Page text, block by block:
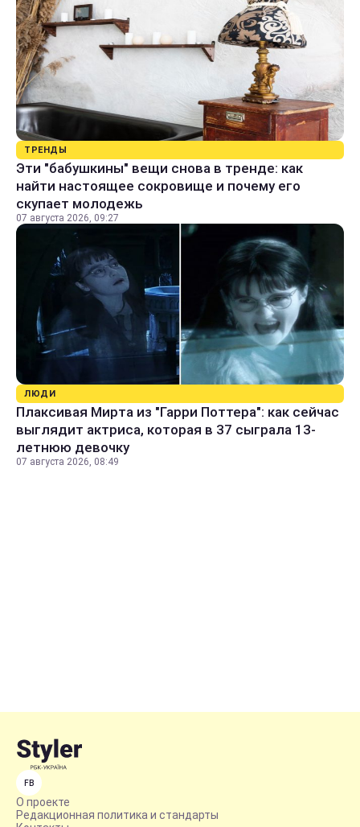
ТРЕНДЫ
Эти "бабушкины" вещи снова в тренде: как
найти настоящее сокровище и почему его
скупает молодежь
07 августа 2026, 09:27
ЛЮДИ
Плаксивая Мирта из "Гарри Поттера": как сейчас
выглядит актриса, которая в 37 сыграла 13-
летнюю девочку
07 августа 2026, 08:49
FB
О проекте
Редакционная политика и стандарты